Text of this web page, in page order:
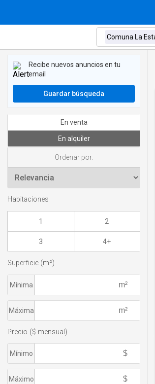
Recibe nuevos anuncios en tu
email
Guardar búsqueda
En venta
En alquiler
Ordenar por:
Habitaciones
1 2
3 4+
Superficie (m²)
Mínima
Máxima
Precio ($ mensual)
Mínimo
Máximo